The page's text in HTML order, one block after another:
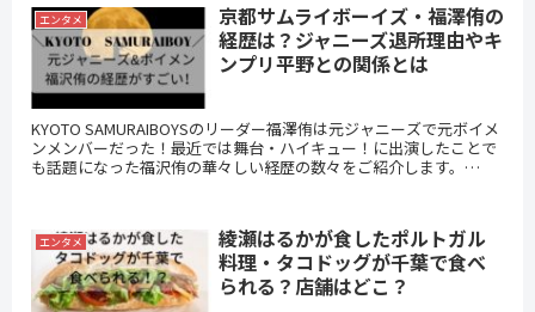
エンタメ
京都サムライボーイズ・福澤侑の
経歴は？ジャニーズ退所理由やキ
ンプリ平野との関係とは
KYOTO SAMURAIBOYSのリーダー福澤侑は元ジャニーズで元ボイメ
ンメンバーだった！最近では舞台・ハイキュー！に出演したことで
も話題になった福沢侑の華々しい経歴の数々をご紹介します。
エンタメ
綾瀬はるかが食したポルトガル
料理・タコドッグが千葉で食べ
られる？店舗はどこ？